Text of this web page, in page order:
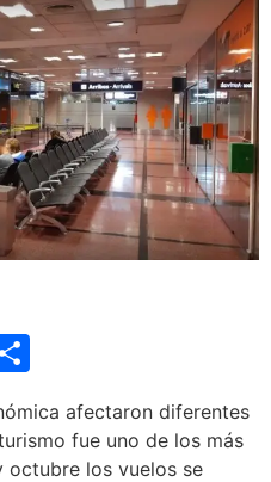
afectaron diferentes
fue uno de los más
octubre los vuelos se